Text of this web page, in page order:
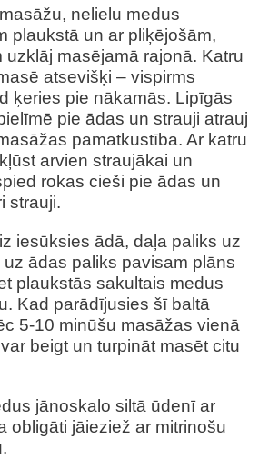
nelielu medus
plaukstā un ar pliķējošām,
masējamā rajonā. Katru
atsevišķi – vispirms
ķeries pie nākamās. Lipīgās
pie ādas un strauji atrauj
pamatkustība. Ar katru
arvien straujākai un
rokas cieši pie ādas un
strauji.
iesūksies ādā, daļa paliks uz
ādas paliks pavisam plāns
plaukstās sakultais medus
Kad parādījusies šī baltā
5-10 minūšu masāžas vienā
beigt un turpināt masēt citu
jānoskalo siltā ūdenī ar
obligāti jāieziež ar mitrinošu